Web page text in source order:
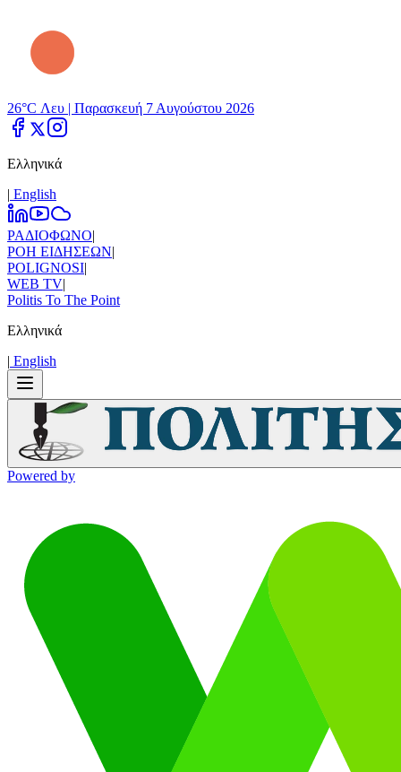
26°C Λευ | Παρασκευή 7 Αυγούστου 2026
Ελληνικά
| Εnglish
ΡΑΔΙΟΦΩΝΟ|
ΡΟΗ ΕΙΔΗΣΕΩΝ|
POLIGNOSI|
WEB TV|
Politis To The Point
Ελληνικά
| Εnglish
Powered by